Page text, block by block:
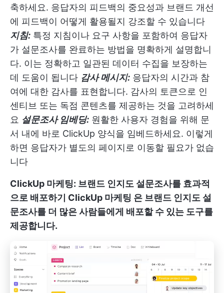
축하세요. 응답자의 피드백의 중요성과 브랜드 개선
에 피드백이 어떻게 활용될지 강조할 수 있습니다
지침: 특정 지침이나 요구 사항을 포함하여 응답자
가 설문조사를 완료하는 방법을 명확하게 설명합니
다. 이는 정확하고 일관된 데이터 수집을 보장하는
데 도움이 됩니다 감사 메시지: 응답자의 시간과 참
여에 대한 감사를 표현합니다. 감사의 토큰으로 인
센티브 또는 독점 콘텐츠를 제공하는 것을 고려하세
요 설문조사 임베딩: 원활한 사용자 경험을 위해 문
서 내에 바로 ClickUp 양식을 임베드하세요. 이렇게
하면 응답자가 별도의 페이지로 이동할 필요가 없습
니다
ClickUp 마케팅: 브랜드 인지도 설문조사를 효과적
으로 배포하기 ClickUp 마케팅 은 브랜드 인지도 설
문조사를 더 많은 사람들에게 배포할 수 있는 도구를
제공합니다.